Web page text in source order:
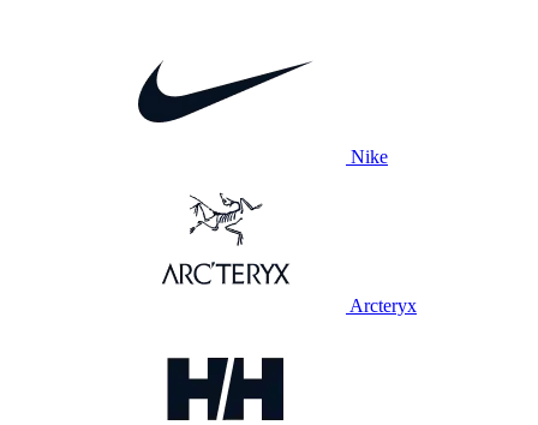
Nike
Arcteryx